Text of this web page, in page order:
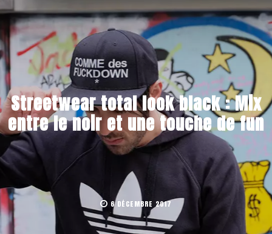
Streetwear total look black : Mix
entre le noir et une touche de fun
6 DÉCEMBRE 2017